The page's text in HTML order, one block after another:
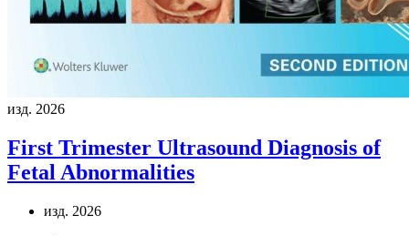
изд. 2026
First Trimester Ultrasound Diagnosis of
Fetal Abnormalities
изд. 2026